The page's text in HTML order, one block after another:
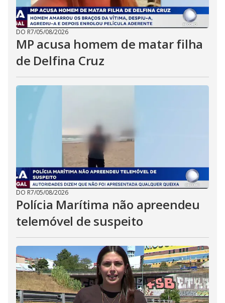
DO R7/05/08/2026
MP acusa homem de matar filha
de Delfina Cruz
DO R7/05/08/2026
Polícia Marítima não apreendeu
telemóvel de suspeito